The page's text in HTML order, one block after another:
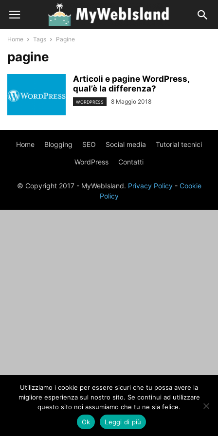
Home Tags Pagine
pagine
Articoli e pagine WordPress,
qual’è la differenza?
WORDPRESS 8 Maggio 2018
Home Blogging SEO Social media Tutorial tecnici
WordPress Contatti
© Copyright 2017 - MyWebIsland. Privacy Policy- Cookie
Policy
Utilizziamo i cookie per essere sicuri che tu possa avere la
migliore esperienza sul nostro sito. Se continui ad utilizzare
questo sito noi assumiamo che tu ne sia felice.
Ok
Leggi di più